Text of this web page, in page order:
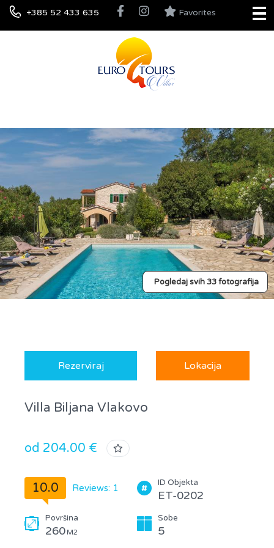
+385 52 433 635 Favorites
Pogledaj svih 33 fotografija
Rezerviraj Lokacija
Villa Biljana Vlakovo
od 204.00 €
10.0 Reviews: 1 ID Objekta
ET-0202
Površina
260 M2
Sobe
5